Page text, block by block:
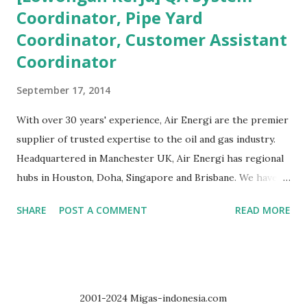
Pembahasan - Administrator Migas Bermula dari
pertanyaan Sdr. Andri Jaswin (non-member) kepada
Administrator Milis mengenai HSE. Saya jawab secara
QMS untuk penjelasan yang lebih detail. Karena yang
Coordinator, Pipe Yard
Coordinator, Customer Assistant
Coordinator
September 17, 2014
With over 30 years' experience, Air Energi are the premier
supplier of trusted expertise to the oil and gas industry.
Headquartered in Manchester UK, Air Energi has regional
hubs in Houston, Doha, Singapore and Brisbane. We have
50 countries worldwide, and through our company values:
processing operation in seeking of below positions: 1.
SHARE POST A COMMENT READ MORE
2001-2024 Migas-indonesia.com